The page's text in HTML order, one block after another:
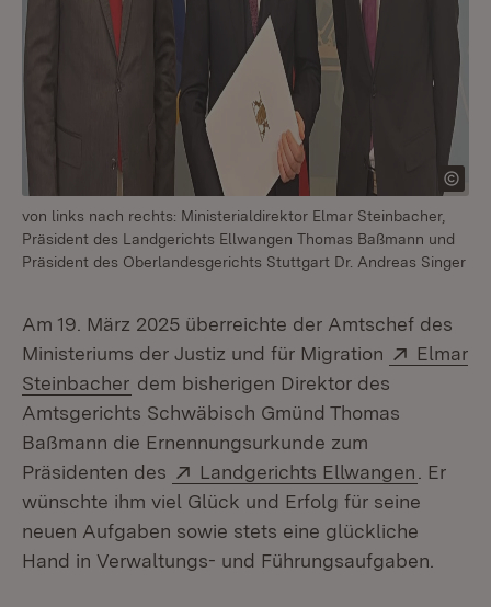
von links nach rechts: Ministerialdirektor Elmar Steinbacher,
Präsident des Landgerichts Ellwangen Thomas Baßmann und
Präsident des Oberlandesgerichts Stuttgart Dr. Andreas Singer
Am 19. März 2025 überreichte der Amtschef des
Ministeriums der Justiz und für Migration
Extern:
Elmar
Steinbacher (Öffnet in neuem Fenster)
dem bisherigen Direktor des
Amtsgerichts Schwäbisch Gmünd Thomas
Baßmann die Ernennungsurkunde zum
Präsidenten des
Extern:
Landgerichts Ellwangen (Öffnet
. Er
wünschte ihm viel Glück und Erfolg für seine
neuen Aufgaben sowie stets eine glückliche
Hand in Verwaltungs- und Führungsaufgaben.